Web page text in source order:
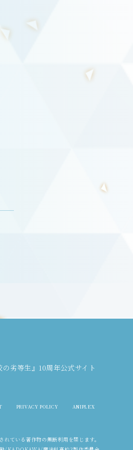
の劣等生』10周年公式サイト
PRIVACY POLICY ANIPLEX
れている著作物の無断利用を禁じます。